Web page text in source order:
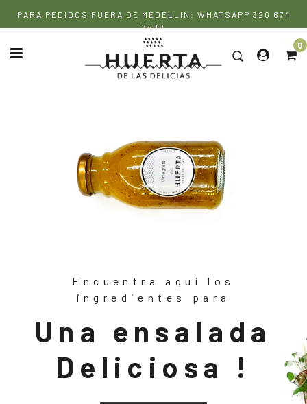
directamente
contenido
PARA PEDIDOS FUERA DE MEDELLIN: WHATSAPP 320 674
7408
0
Encuentra aquí los
ingredientes para
Una ensalada
Deliciosa !